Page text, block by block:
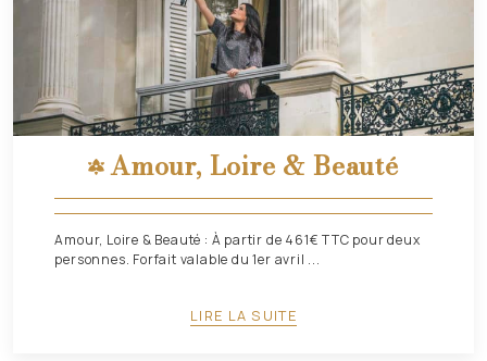
Amour, Loire & Beauté
Amour, Loire & Beauté : À partir de 461€ TTC pour deux
personnes. Forfait valable du 1er avril ...
LIRE LA SUITE